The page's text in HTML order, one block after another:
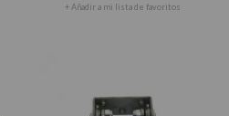
+ Añadir a mi lista de favoritos